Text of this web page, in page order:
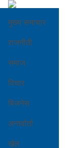
मुख्य समाचार
राजनीती
समाज
विचार
बिजनेस
अन्तर्वार्ता
खेल